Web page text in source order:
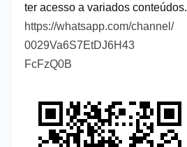
ter acesso a variados conteúdos.
https://whatsapp.com/channel/
0029Va6S7EtDJ6H43
FcFzQ0B